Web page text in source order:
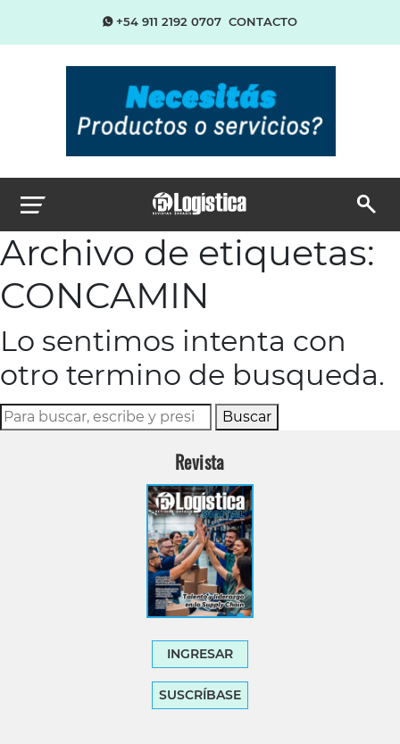
+54 911 2192 0707 CONTACTO
Archivo de etiquetas:
CONCAMIN
Lo sentimos intenta con
otro termino de busqueda.
Buscar
Revista
INGRESAR
SUSCRÍBASE